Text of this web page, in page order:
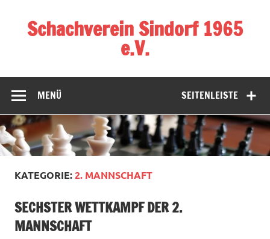
springenSchachverein Sindorf 1965
e.V.
SEITENLEISTE
MENÜ
KATEGORIE:2. MANNSCHAFT
SECHSTER WETTKAMPF DER 2.
MANNSCHAFT